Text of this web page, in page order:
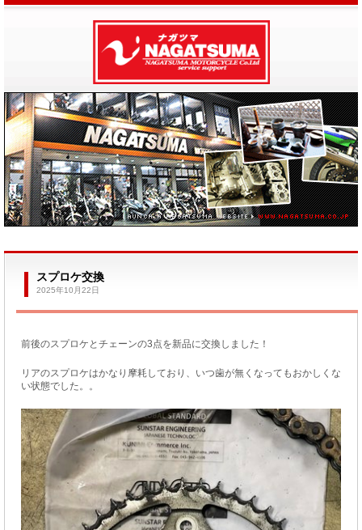
スプロケ交換
2025年10月22日
前後のスプロケとチェーンの3点を新品に交換しました！
リアのスプロケはかなり摩耗しており、いつ歯が無くなってもおかしくな
い状態でした。。